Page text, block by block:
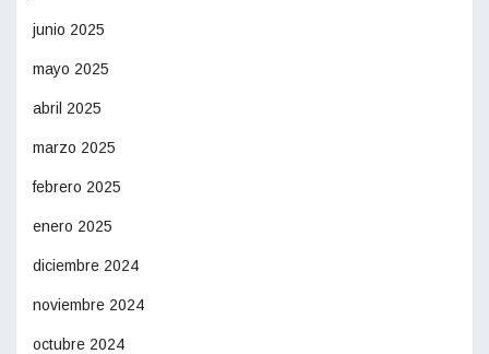
junio 2025
mayo 2025
abril 2025
marzo 2025
febrero 2025
enero 2025
diciembre 2024
noviembre 2024
octubre 2024